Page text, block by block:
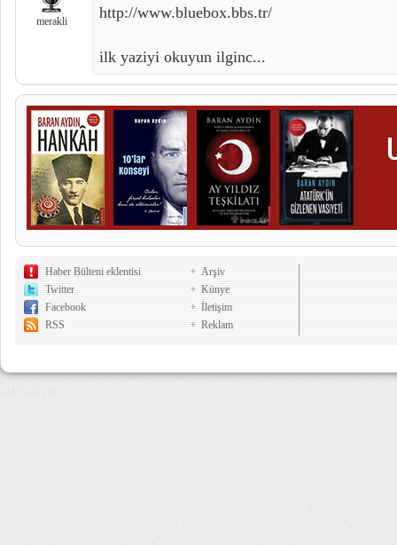
merakli http://www.bluebox.bbs.tr/
ilk yaziyi okuyun ilginc...
Haber Bülteni eklentisi
Twitter
Facebook
RSS
Arşiv
Künye
İletişim
Reklam